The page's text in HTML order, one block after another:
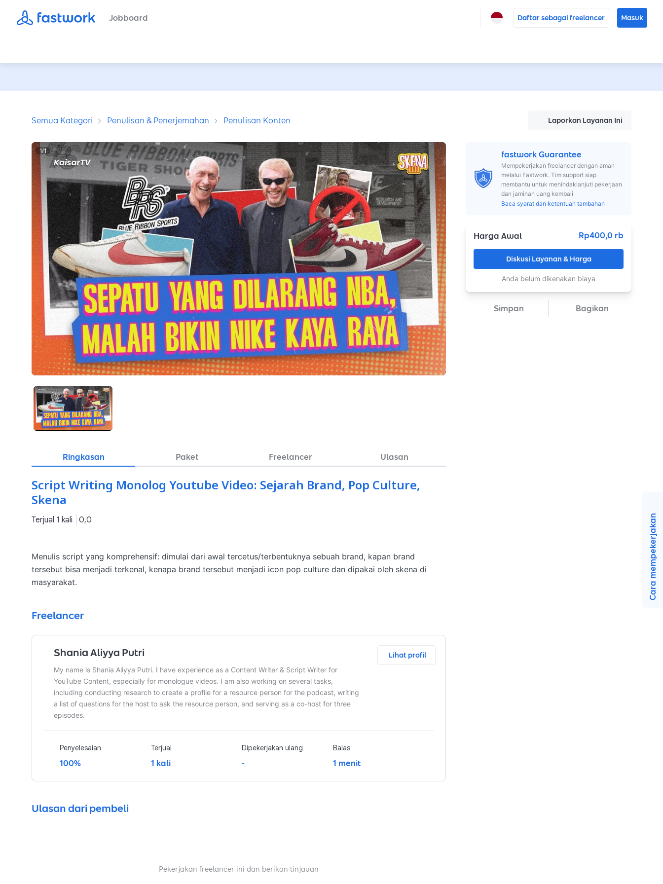
Jobboard Daftar sebagai freelancer Masuk
Semua Kategori Penulisan & Penerjemahan Penulisan Konten Laporkan Layanan Ini
1/1
Ringkasan Paket Freelancer Ulasan
Script Writing Monolog Youtube Video: Sejarah Brand, Pop Culture,
Skena
Terjual 1 kali 0,0
Menulis script yang komprehensif: dimulai dari awal tercetus/terbentuknya sebuah brand, kapan brand
tersebut bisa menjadi terkenal, kenapa brand tersebut menjadi icon pop culture dan dipakai oleh skena di
masyarakat.
Freelancer
Shania Aliyya Putri
My name is Shania Aliyya Putri. I have experience as a Content Writer & Script Writer for
YouTube Content, especially for monologue videos. I am also working on several tasks,
including conducting research to create a profile for a resource person for the podcast, writing
a list of questions for the host to ask the resource person, and serving as a co-host for three
episodes.
Lihat profil
Penyelesaian
100%
Terjual
1 kali
Dipekerjakan ulang
-
Balas
1 menit
Ulasan dari pembeli
Pekerjakan freelancer ini dan berikan tinjauan
fastwork Guarantee
Mempekerjakan freelancer dengan aman
melalui Fastwork. Tim support siap
membantu untuk menindaklanjuti pekerjaan
dan jaminan uang kembali
Baca syarat dan ketentuan tambahan
Harga Awal Rp400,0 rb
Diskusi Layanan & Harga
Anda belum dikenakan biaya
Simpan Bagikan
Cara mempekerjakan